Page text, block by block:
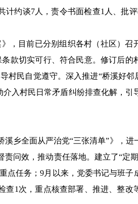
计约谈7人，责令书面检查1人、批
，目前已分别组织各村（社区）召
款切实可行、符合民意。修订后的
村民自觉遵守。深入推进“桥溪好邻
入村民日常矛盾纠纷排查化解，引
溪乡全面从严治党“三张清单”》，进
问效，推动责任落地。建立了“定期
点任务；9月以来，党委书记与班子
1次，重点核查部署、推进、整改